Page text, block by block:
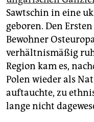
Sawtschin in eine
geboren. Den
Bewohner
verhältnismäßig
Region kam es,
Polen wieder als
auftauchte, zu
lange nicht